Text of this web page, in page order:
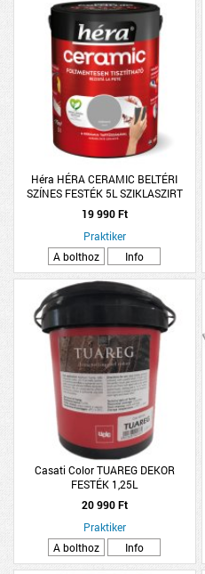
Héra HÉRA CERAMIC BELTÉRI
SZÍNES FESTÉK 5L SZIKLASZIRT
19 990 Ft
Praktiker
A bolthoz
Info
Casati Color TUAREG DEKOR
FESTÉK 1,25L
20 990 Ft
Praktiker
A bolthoz
Info